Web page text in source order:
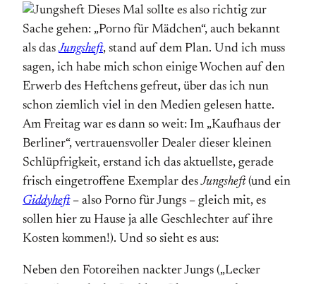
Dieses Mal sollte es also richtig zur
Sache gehen: „Porno für Mädchen“, auch bekannt
als dasJungsheft, stand auf dem Plan. Und ich muss
sagen, ich habe mich schon einige Wochen auf den
Erwerb des Heftchens gefreut, über das ich nun
schon ziemlich viel in den Medien gelesen hatte.
Am Freitag war es dann so weit: Im „Kaufhaus der
Berliner“, vertrauensvoller Dealer dieser kleinen
Schlüpfrigkeit, erstand ich das aktuellste, gerade
frisch eingetroffene Exemplar desJungsheft(und ein
Giddyheft– also Porno für Jungs – gleich mit, es
sollen hier zu Hause ja alle Geschlechter auf ihre
Kosten kommen!). Und so sieht es aus:
Neben den Fotoreihen nackter Jungs („Lecker